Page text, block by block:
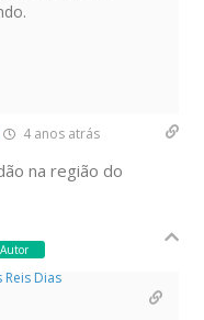
4 anos atrás
na região do
Autor
Dias